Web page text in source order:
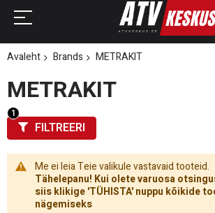
Avaleht Brands METRAKIT
METRAKIT
Me ei leia Teie valikule vastavaid tooteid.
Tähelepanu! Kui olete varuosa
siis klikige 'TÜHISTA' nuppu kõikide
nägemiseks
FILTREERI